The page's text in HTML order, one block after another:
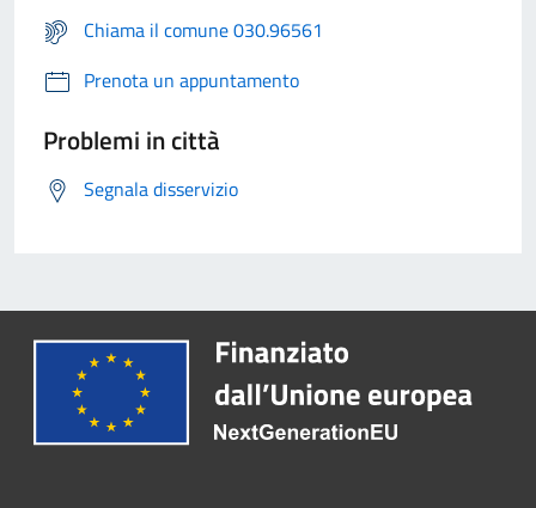
Chiama il comune 030.96561
Prenota un appuntamento
Problemi in città
Segnala disservizio